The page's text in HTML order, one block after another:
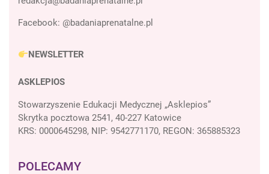
Facebook: @badaniaprenatalne.pl
NEWSLETTER
ASKLEPIOS
Stowarzyszenie Edukacji Medycznej „Asklepios”
Skrytka pocztowa 2541, 40-227 Katowice
KRS: 0000645298, NIP: 9542771170, REGON: 365885323
POLECAMY